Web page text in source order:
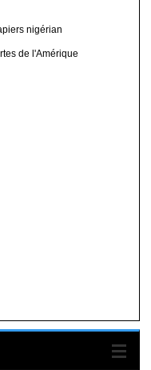
nigérian
de l'Amérique